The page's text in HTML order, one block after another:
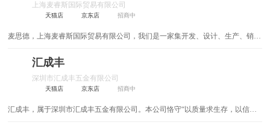
倒角机
电磁吸盘
并得到客户的认可和良好的口碑。
上海麦睿斯国际贸易有限公司
天猫店 京东店 招商中
麦思德，上海麦睿斯国际贸易有限公司，我们是一家集开发、设计、生产、销售
运营理念，获得了长期进步的发展。
汇成丰
深圳市汇成丰五金有限公司
天猫店 京东店 招商中
汇成丰，属于深圳市汇成丰五金有限公司。本公司恪守“以质量求生存，以信誉